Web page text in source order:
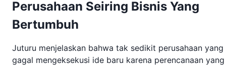
Perusahaan Seiring Bisnis Yang
Bertumbuh
Juturu menjelaskan bahwa tak sedikit perusahaan yang
gagal mengeksekusi ide baru karena perencanaan yang